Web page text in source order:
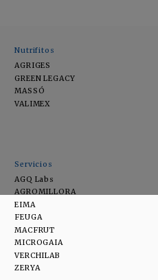
Nutrifitos
AGRIGES
GREEN LEGACY
MASSÓ
VALIMEX
Servicios
AGQ Labs
AGROMILLORA
EIMA
FEUGA
MACFRUT
MICROGAIA
VERCHILAB
ZERYA